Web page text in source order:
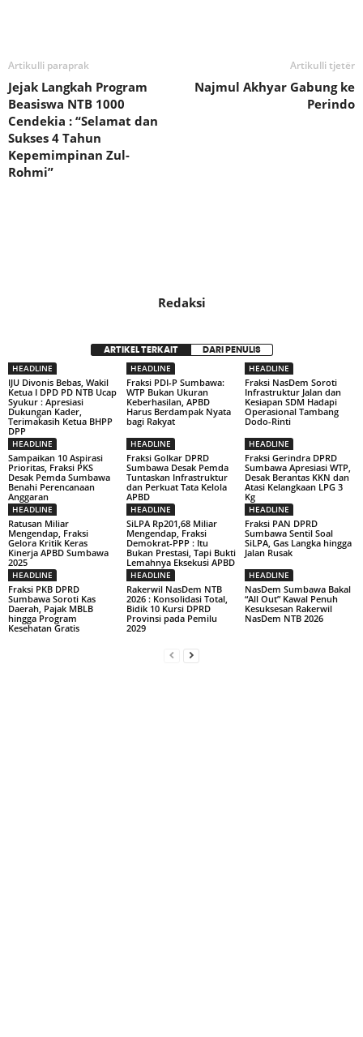
Artikulli paraprak
Jejak Langkah Program
Beasiswa NTB 1000
Cendekia : “Selamat dan
Sukses 4 Tahun
Kepemimpinan Zul-
Rohmi”
Artikulli tjetër
Najmul Akhyar Gabung ke
Perindo
Redaksi
ARTIKEL TERKAIT DARI PENULIS
HEADLINE
IJU Divonis Bebas, Wakil
Ketua I DPD PD NTB Ucap
Syukur : Apresiasi
Dukungan Kader,
Terimakasih Ketua BHPP
DPP
HEADLINE
Fraksi PDI-P Sumbawa:
WTP Bukan Ukuran
Keberhasilan, APBD
Harus Berdampak Nyata
bagi Rakyat
HEADLINE
Fraksi NasDem Soroti
Infrastruktur Jalan dan
Kesiapan SDM Hadapi
Operasional Tambang
Dodo-Rinti
HEADLINE
Sampaikan 10 Aspirasi
Prioritas, Fraksi PKS
Desak Pemda Sumbawa
Benahi Perencanaan
Anggaran
HEADLINE
Fraksi Golkar DPRD
Sumbawa Desak Pemda
Tuntaskan Infrastruktur
dan Perkuat Tata Kelola
APBD
HEADLINE
Fraksi Gerindra DPRD
Sumbawa Apresiasi WTP,
Desak Berantas KKN dan
Atasi Kelangkaan LPG 3
Kg
HEADLINE
Ratusan Miliar
Mengendap, Fraksi
Gelora Kritik Keras
Kinerja APBD Sumbawa
2025
HEADLINE
SiLPA Rp201,68 Miliar
Mengendap, Fraksi
Demokrat-PPP : Itu
Bukan Prestasi, Tapi Bukti
Lemahnya Eksekusi APBD
HEADLINE
Fraksi PAN DPRD
Sumbawa Sentil Soal
SiLPA, Gas Langka hingga
Jalan Rusak
HEADLINE
Fraksi PKB DPRD
Sumbawa Soroti Kas
Daerah, Pajak MBLB
hingga Program
Kesehatan Gratis
HEADLINE
Rakerwil NasDem NTB
2026 : Konsolidasi Total,
Bidik 10 Kursi DPRD
Provinsi pada Pemilu
2029
HEADLINE
NasDem Sumbawa Bakal
“All Out” Kawal Penuh
Kesuksesan Rakerwil
NasDem NTB 2026